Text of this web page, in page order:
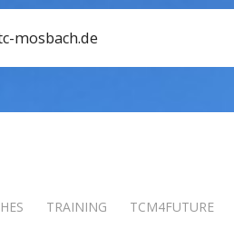
mosbach.de
TRAINING TCM4FUTURE